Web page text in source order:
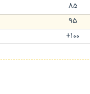
85
95
100+